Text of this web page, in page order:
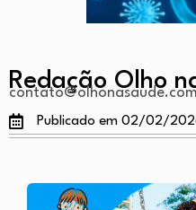
Redação Olho
Publicado em 02/02/